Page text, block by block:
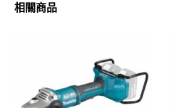
相關商品